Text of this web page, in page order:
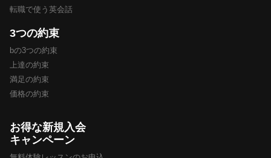
転職で使う英会話
3つの約束
bの3つの約束
上達の約束
満足の約束
価格の約束
お得な新規入会
キャンペーン